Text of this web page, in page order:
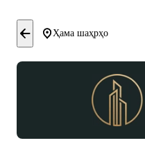
Ҳама шаҳрҳо